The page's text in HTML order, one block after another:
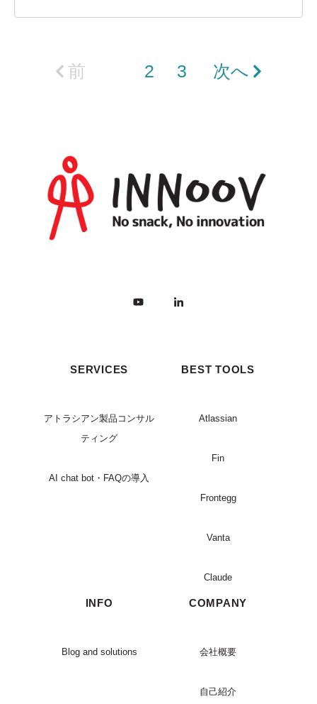
前 2 3 次へ
SERVICES
アトラシアン製品コンサル
ティング
AI chat bot・FAQの導入
BEST TOOLS
Atlassian
Fin
Frontegg
Vanta
Claude
INFO
Blog and solutions
COMPANY
会社概要
自己紹介